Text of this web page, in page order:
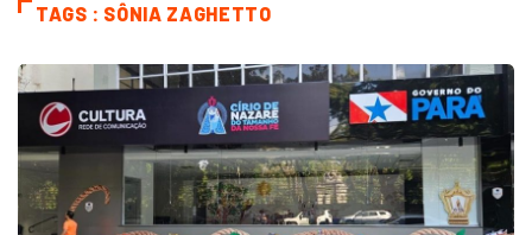
TAGS : SÔNIA ZAGHETTO